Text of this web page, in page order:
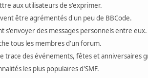
aux utilisateurs de s'exprimer.
être agrémentés d'un peu de BBCode.
s'envoyer des messages personnels entre eux.
tous les membres d'un forum.
trace des événements, fêtes et anniversaires
les plus populaires d'SMF.